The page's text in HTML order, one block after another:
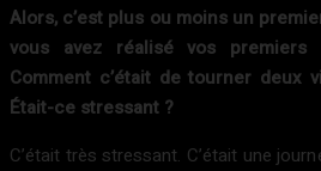
Alors, c’est plus ou moins un
vous avez réalisé vos
Comment c’était de tourner deux
Était-ce stressant ?
C’était très stressant. C’était une